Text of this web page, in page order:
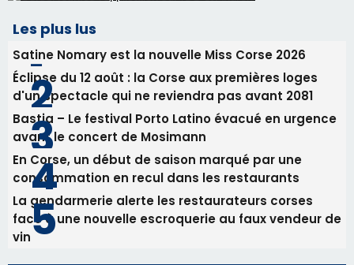
Les plus lus
Satine Nomary est la nouvelle Miss Corse 2026
Éclipse du 12 août : la Corse aux premières loges
d'un spectacle qui ne reviendra pas avant 2081
Bastia – Le festival Porto Latino évacué en urgence
avant le concert de Mosimann
En Corse, un début de saison marqué par une
consommation en recul dans les restaurants
La gendarmerie alerte les restaurateurs corses
face à une nouvelle escroquerie au faux vendeur de
vin